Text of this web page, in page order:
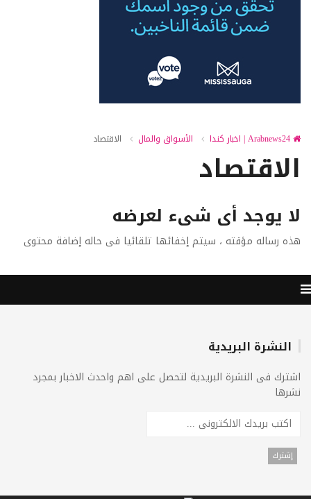
الأسواق والمال الاقتصاد
الاقتصاد
لا يوجد أى شىء لعرضه
هذه رساله مؤقته ، سيتم إخفائها تلقائيا فى حاله إضافة محتوى
النشرة البريدية
اشترك فى النشرة البريدية لتحصل على اهم واحدث الاخبار بمجرد
نشرها